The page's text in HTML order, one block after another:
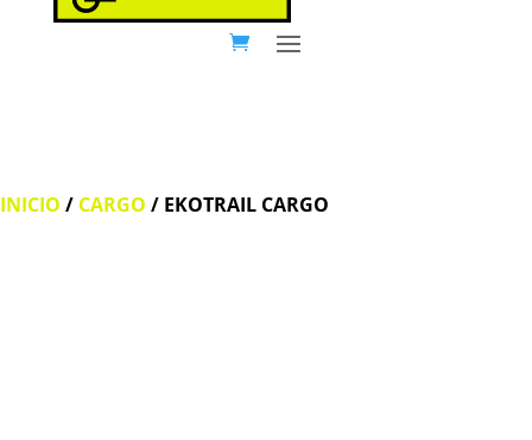
INICIO / CARGO / EKOTRAIL CARGO